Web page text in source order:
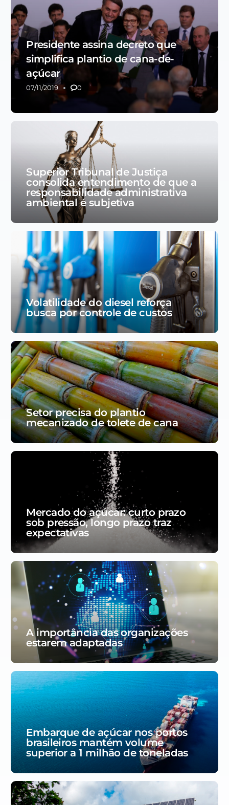
Presidente assina decreto que
simplifica plantio de cana-de-
açúcar
07/11/2019 0
Superior Tribunal de Justiça
consolida entendimento de que a
responsabilidade administrativa
ambiental é subjetiva
Volatilidade do diesel reforça
busca por controle de custos
Setor precisa do plantio
mecanizado de tolete de cana
Mercado do açúcar: curto prazo
sob pressão, longo prazo traz
expectativas
A importância das organizações
estarem adaptadas
Embarque de açúcar nos portos
brasileiros mantém volume
superior a 1 milhão de toneladas